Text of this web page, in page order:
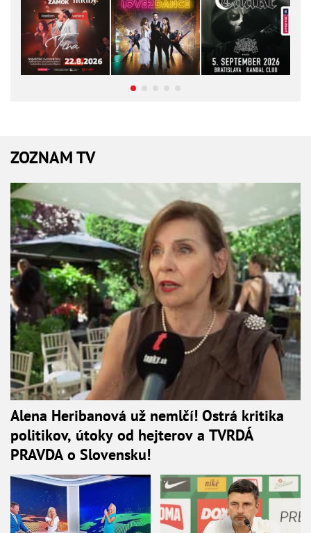
ZOZNAM TV
Alena Heribanová už nemlčí! Ostrá kritika
politikov, útoky od hejterov a TVRDÁ
PRAVDA o Slovensku!